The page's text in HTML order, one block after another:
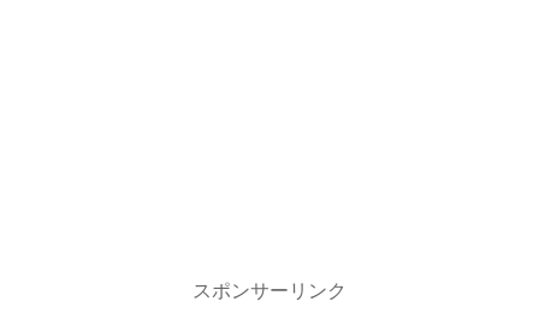
スポンサーリンク